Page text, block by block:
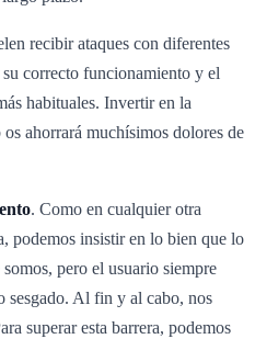
recibir ataques con diferentes
correcto funcionamiento y el
habituales. Invertir en la
ahorrará muchísimos dolores de
. Como en cualquier otra
podemos insistir en lo bien que lo
pero el usuario siempre
sesgado. Al fin y al cabo, nos
superar esta barrera, podemos